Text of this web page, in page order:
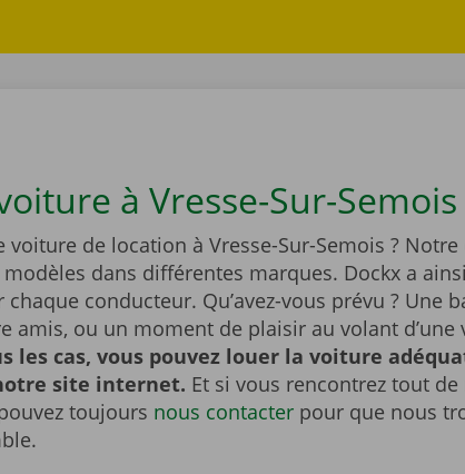
à Vresse-Sur-Semois
voiture de location à Vresse-Sur-Semois ?
dans différentes marques. Dockx a
conducteur. Qu’avez-vous prévu ? Une
amis, ou un moment de plaisir au volant d’une
les cas, vous pouvez louer la voiture
site internet. Et si vous rencontrez tout de
toujours nous contacterpour que nous